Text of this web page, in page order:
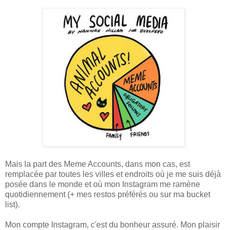
Mais la part des Meme Accounts, dans mon cas, est
remplacée par toutes les villes et endroits où je me suis déjà
posée dans le monde et où mon Instagram me ramène
quotidiennement (+ mes restos préférés ou sur ma bucket
list).
Mon compte Instagram, c'est du bonheur assuré. Mon plaisir